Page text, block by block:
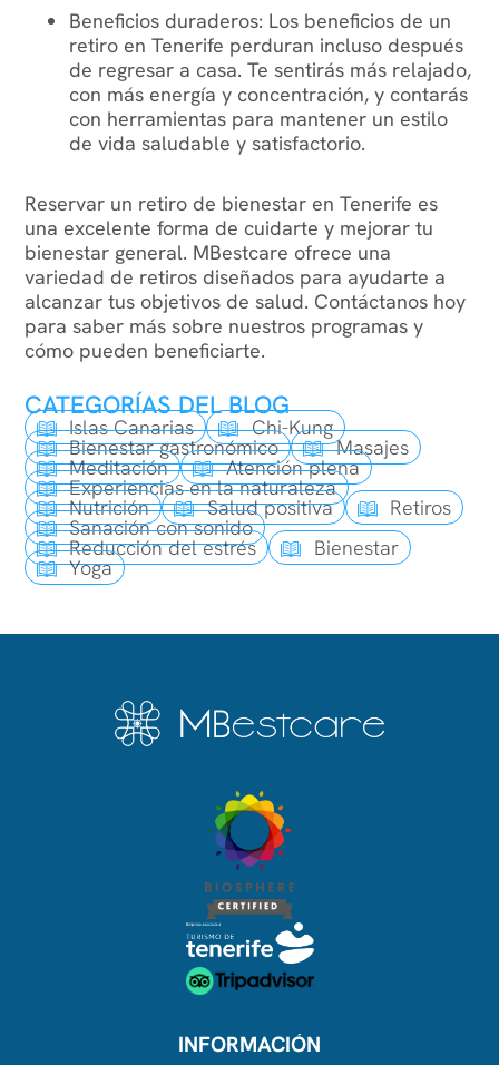
Beneficios duraderos: Los beneficios de un
retiro en Tenerife perduran incluso después
de regresar a casa. Te sentirás más relajado,
con más energía y concentración, y contarás
con herramientas para mantener un estilo
de vida saludable y satisfactorio.
Reservar un retiro de bienestar en Tenerife es
una excelente forma de cuidarte y mejorar tu
bienestar general. MBestcare ofrece una
variedad de retiros diseñados para ayudarte a
alcanzar tus objetivos de salud. Contáctanos hoy
para saber más sobre nuestros programas y
cómo pueden beneficiarte.
CATEGORÍAS DEL BLOG
Islas Canarias Chi-Kung
Bienestar gastronómico Masajes
Meditación Atención plena
Experiencias en la naturaleza
Nutrición Salud positiva Retiros
Sanación con sonido
Reducción del estrés Bienestar
Yoga
INFORMACIÓN